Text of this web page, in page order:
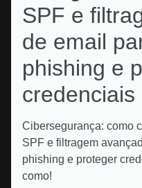
SPF e
de email
phishing e
Cibersegurança: como
SPF e filtragem
phishing e proteger
como!